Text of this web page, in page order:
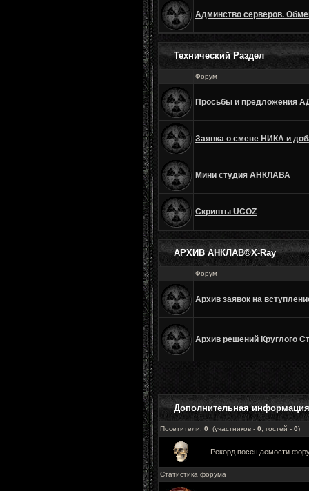
Админство серверов.
Технический Раздел
Форум
Просьбы и предложения
Заявка о смене НИКА и
Мини студия АНКЛАВА
Скрипты UCOZ
АРХИВ АНКЛАВ©X-Ray
Форум
Архив заявок на
Архив решений Круглого
Дополнительная информация
Посетители: 0 (участников - 0 , гостей - 0)
Рекорд посещаемости
Статистика форума